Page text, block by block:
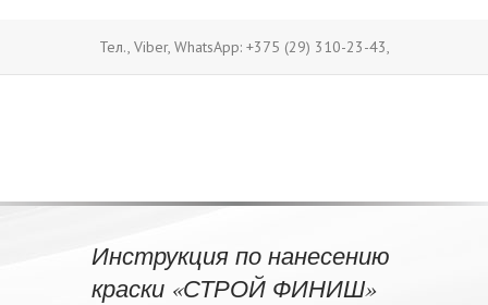
Тел., Viber, WhatsApp: +375 (29) 310-23-43,
+375 (29) 687-87-91 | Тел.: +375 (17) 350-
Инструкция по нанесению
краски «СТРОЙ ФИНИШ»